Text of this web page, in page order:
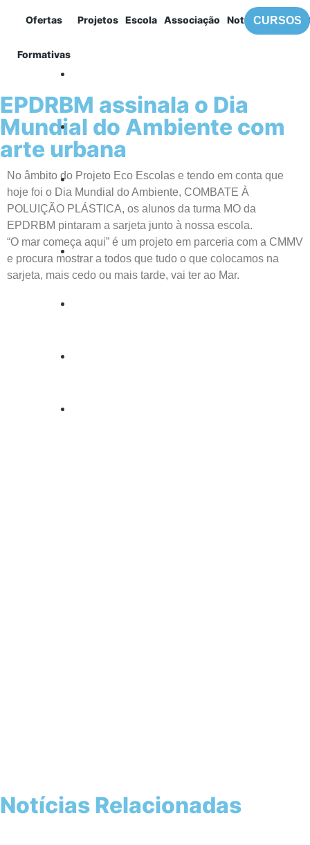
Ofertas
Formativas
Projetos Escola Associação NotíciasCURSOS
EPDRBM
EPDRBM assinala o Dia
Mundial do Ambiente com
arte urbana
No âmbito do Projeto Eco Escolas e tendo em conta que
hoje foi o Dia Mundial do Ambiente, COMBATE À
POLUIÇÃO PLÁSTICA, os alunos da turma MO da
EPDRBM pintaram a sarjeta junto à nossa escola.
“O mar começa aqui” é um projeto em parceria com a CMMV
e procura mostrar a todos que tudo o que colocamos na
sarjeta, mais cedo ou mais tarde, vai ter ao Mar.
Notícias Relacionadas